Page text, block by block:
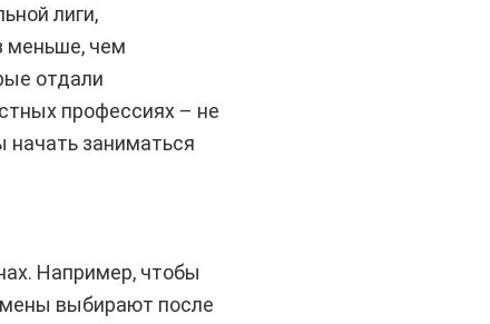
лиги,
меньше, чем
отдали
профессиях – не
заниматься
Например, чтобы
выбирают после